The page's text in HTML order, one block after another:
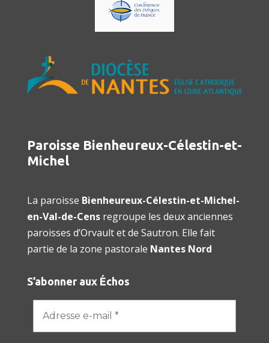
Paroisse Bienheureux-Célestin-et-
Michel
La paroisse Bienheureux-Célestin-et-Michel-
en-Val-de-Censregroupe les deux anciennes
paroisses d’Orvault et de Sautron. Elle fait
partie de la zone pastorale Nantes Nord
S’abonner aux Échos